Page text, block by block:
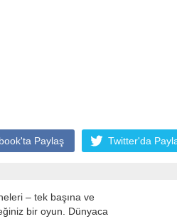
Paylaş Twitter'da
– tek başına ve
bir oyun. Dünyaca